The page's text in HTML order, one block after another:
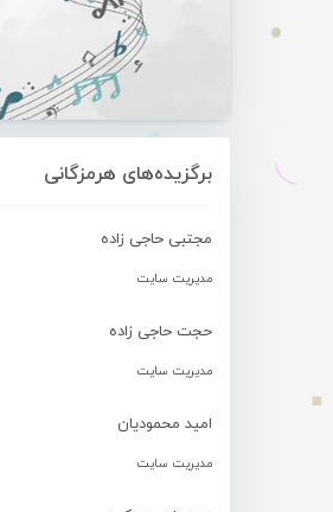
برگزیده‌های هرمزگانی
مجتبی حاجی زاده
مدیریت سایت
حجت حاجی زاده
مدیریت سایت
امید محمودیان
مدیریت سایت